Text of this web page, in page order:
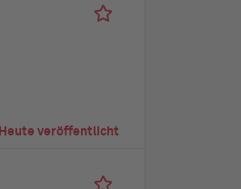
Heute veröffentlicht